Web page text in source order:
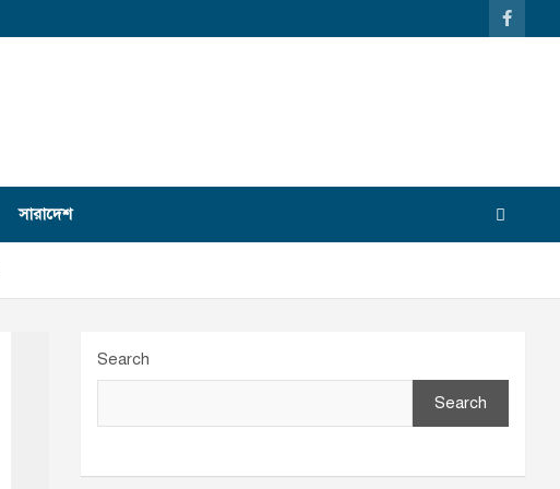
সারাদেশ
Search
Search